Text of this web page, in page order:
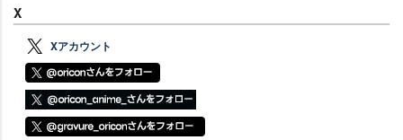
X
Xアカウント